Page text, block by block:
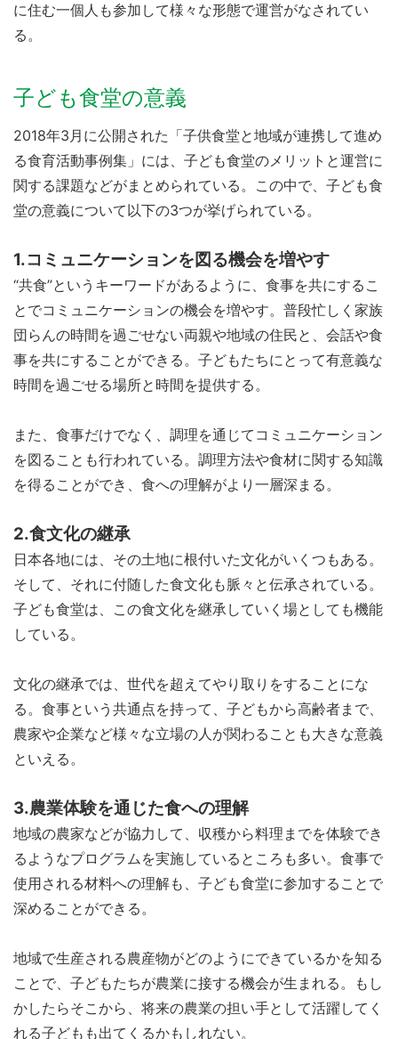
に住む一個人も参加して様々な形態で運営がなされてい
る。
子ども食堂の意義
2018年3月に公開された「子供食堂と地域が連携して進め
る食育活動事例集」には、子ども食堂のメリットと運営に
関する課題などがまとめられている。この中で、子ども食
堂の意義について以下の3つが挙げられている。
1.コミュニケーションを図る機会を増やす
“共食”というキーワードがあるように、食事を共にするこ
とでコミュニケーションの機会を増やす。普段忙しく家族
団らんの時間を過ごせない両親や地域の住民と、会話や食
事を共にすることができる。子どもたちにとって有意義な
時間を過ごせる場所と時間を提供する。
また、食事だけでなく、調理を通じてコミュニケーション
を図ることも行われている。調理方法や食材に関する知識
を得ることができ、食への理解がより一層深まる。
2.食文化の継承
日本各地には、その土地に根付いた文化がいくつもある。
そして、それに付随した食文化も脈々と伝承されている。
子ども食堂は、この食文化を継承していく場としても機能
している。
文化の継承では、世代を超えてやり取りをすることにな
る。食事という共通点を持って、子どもから高齢者まで、
農家や企業など様々な立場の人が関わることも大きな意義
といえる。
3.農業体験を通じた食への理解
地域の農家などが協力して、収穫から料理までを体験でき
るようなプログラムを実施しているところも多い。食事で
使用される材料への理解も、子ども食堂に参加することで
深めることができる。
地域で生産される農産物がどのようにできているかを知る
ことで、子どもたちが農業に接する機会が生まれる。もし
かしたらそこから、将来の農業の担い手として活躍してく
れる子どもも出てくるかもしれない。